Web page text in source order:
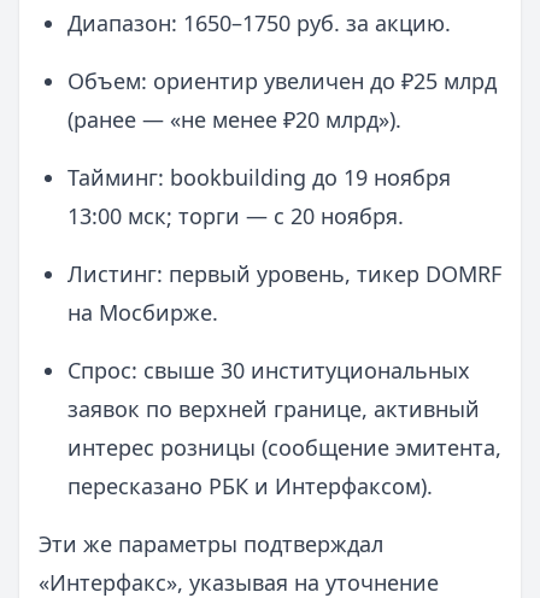
Диапазон: 1650–1750 руб. за акцию.
Объем: ориентир увеличен до ₽25 млрд
(ранее — «не менее ₽20 млрд»).
Тайминг: bookbuilding до 19 ноября
13:00 мск; торги — с 20 ноября.
Листинг: первый уровень, тикер DOMRF
на Мосбирже.
Спрос: свыше 30 институциональных
заявок по верхней границе, активный
интерес розницы (сообщение эмитента,
пересказано РБК и Интерфаксом).
Эти же параметры подтверждал
«Интерфакс», указывая на уточнение